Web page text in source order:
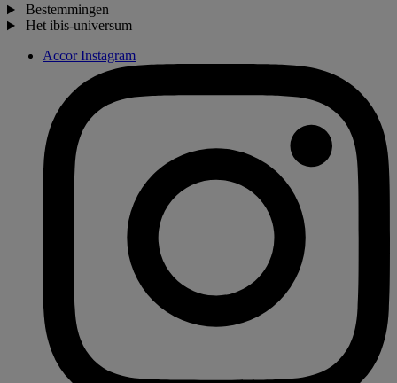
Bestemmingen
Het ibis-universum
Accor Instagram